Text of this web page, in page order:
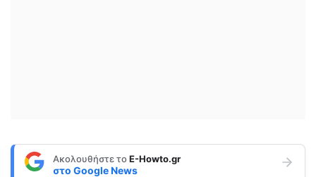
Ακολουθήστε τοE-Howto.gr
στο Google News